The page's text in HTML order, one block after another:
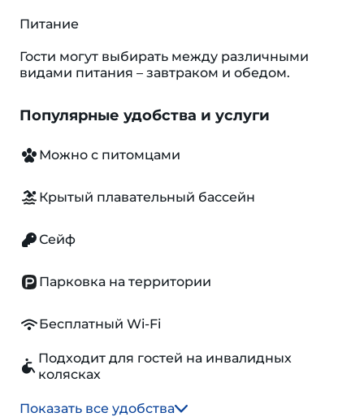
Питание
Гости могут выбирать между различными
видами питания – завтраком и обедом.
Популярные удобства и услуги
Можно с питомцами
Крытый плавательный бассейн
Сейф
Парковка на территории
Бесплатный Wi-Fi
Подходит для гостей на инвалидных
колясках
Показать все удобства